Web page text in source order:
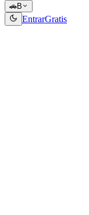
🚗B
EntrarGratis